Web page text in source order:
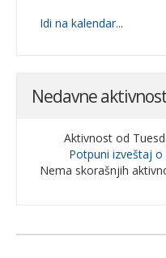
Idi na kalendar...
Nedavne
Aktivnost od
Potpuni izveštaj
Nema skorašnjih